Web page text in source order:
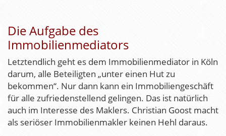
Die Aufgabe des
Immobilienmediators
Letztendlich geht es dem Immobilienmediator in Köln
darum, alle Beteiligten „unter einen Hut zu
bekommen“. Nur dann kann ein Immobiliengeschäft
für alle zufriedenstellend gelingen. Das ist natürlich
auch im Interesse des Maklers. Christian Goost macht
als seriöser Immobilienmakler keinen Hehl daraus.